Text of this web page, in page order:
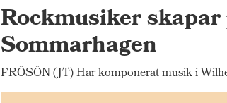
Rockmusiker skapar
Sommarhagen
FRÖSÖN (JT) Har komponerat musik i